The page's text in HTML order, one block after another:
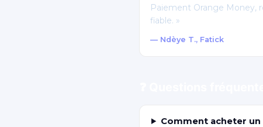
Paiement Orange Money,
fiable. »
— Ndèye T., Fatick
Comment acheter